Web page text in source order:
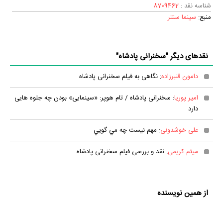
شناسه نقد : 8709462
منبع: سینما سنتر
نقدهای دیگر "سخنرانی پادشاه"
دامون قنبرزاده: نگاهی به فیلم سخنرانی پادشاه
امیر پوریا: سخنرانی پادشاه / تام هوپر: «سینمایی» بودن چه جلوه هایی
دارد
علی خوشدونی: مهم نيست چه مي گويي
میثم کریمی: نقد و بررسی فیلم سخنرانی پادشاه
از همین نویسنده